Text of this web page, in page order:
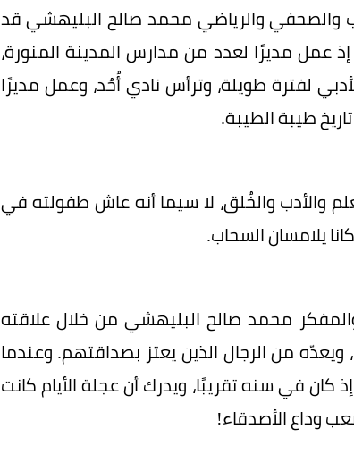
والصحفي والرياضي محمد صالح البليهشي قد
إذ عمل مديرًا لعدد من مدارس المدينة المنورة،
لفترة طويلة، وترأس نادي أُحُد، وعمل مديرًا
طيبة الطيبة.
والأدب والخُلق، لا سيما أنه عاش طفولته في
يلامسان السحاب.
محمد صالح البليهشي من خلال علاقته
ويعدّه من الرجال الذين يعتز بصداقتهم. وعندما
في سنه تقريبًا، ويدرك أن عجلة الأيام كانت
وداع الأصدقاء!